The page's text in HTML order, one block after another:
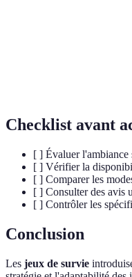
Checklist avant
[ ] Évaluer l'ambiance
[ ] Vérifier la
[ ] Comparer les
[ ] Consulter des avis
[ ] Contrôler les
Conclusion
Les jeux de survie